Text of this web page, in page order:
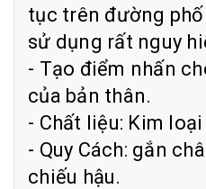
tục trên đường
sử dụng rất nguy
- Tạo điểm nhấn
của bản thân.
- Chất liệu: Kim
- Quy Cách: gắn
chiếu hậu.